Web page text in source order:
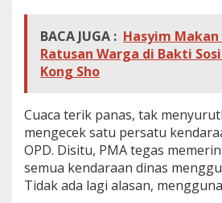
BACA JUGA : Hasyim
Ratusan Warga di Bakti
Kong Sho
Cuaca terik panas, tak
mengecek satu persatu
OPD. Disitu, PMA tegas
semua kendaraan dinas
Tidak ada lagi alasan,